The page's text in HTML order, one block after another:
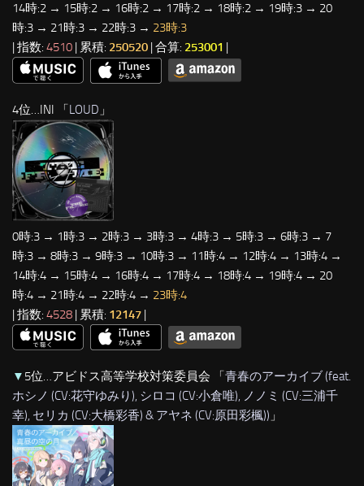
14時:2 → 15時:2 → 16時:2 → 17時:2 → 18時:2 → 19時:3 → 20
時:3 → 21時:3 → 22時:3 → 23時:3
| 指数: 4510 | 累積: 250520 | 合算: 253001
4位…INI 「LOUD 」
0時:3 → 1時:3 → 2時:3 → 3時:3 → 4時:3 → 5時:3 → 6時:3 → 7
時:3 → 8時:3 → 9時:3 → 10時:3 → 11時:4 → 12時:4 → 13時:4 →
14時:4 → 15時:4 → 16時:4 → 17時:4 → 18時:4 → 19時:4 → 20
時:4 → 21時:4 → 22時:4 → 23時:4
| 指数: 4528 | 累積: 12147 |
▼ 5位…アビドス高等学校対策委員会 「青春のアーカイブ (feat.
ホシノ (CV:花守ゆみり), シロコ (CV:小倉唯), ノノミ (CV:三浦千
幸), セリカ (CV:大橋彩香) & アヤネ (CV:原田彩楓)) 」